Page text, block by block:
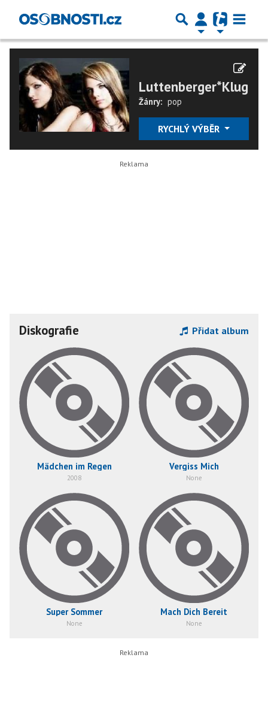
Luttenberger*Klug
Žánry: pop
RYCHLÝ VÝBĚR
Diskografie Přidat album
Mädchen im Regen
2008
Vergiss Mich
None
Super Sommer
None
Mach Dich Bereit
None